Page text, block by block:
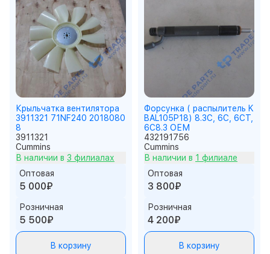
Крыльчатка вентилятора
3911321 71NF240 2018080
8
3911321
Cummins
В наличии в 3 филиалах
Оптовая
5 000₽
Розничная
5 500₽
В корзину
Форсунка ( распылитель K
BAL105P18) 8.3C, 6C, 6CT,
6C8.3 ОЕМ
432191756
Cummins
В наличии в 1 филиале
Оптовая
3 800₽
Розничная
4 200₽
В корзину